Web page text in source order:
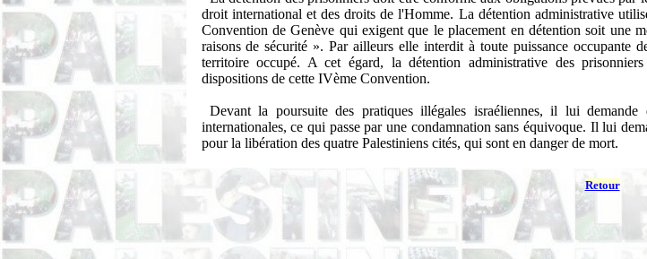
droit international et des droits de l'Homme. La détention administrative
Convention de Genève qui exigent que le placement en détention soit une
raisons de sécurité ». Par ailleurs elle interdit à toute puissance occupante
territoire occupé. A cet égard, la détention administrative des
dispositions de cette IVème Convention.
Devant la poursuite des pratiques illégales israéliennes, il lui
internationales, ce qui passe par une condamnation sans équivoque. Il lui
pour la libération des quatre Palestiniens cités, qui sont en danger de mort.
Retour